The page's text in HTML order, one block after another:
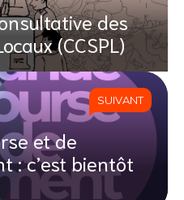
des
(CCSPL)
SUIVANT
et de
: c’est bientôt